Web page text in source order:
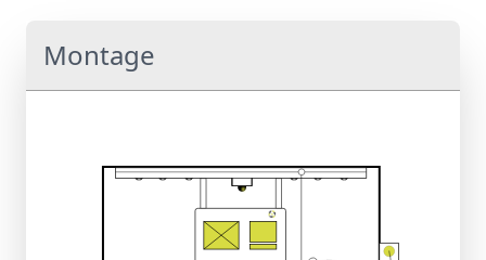
Montage